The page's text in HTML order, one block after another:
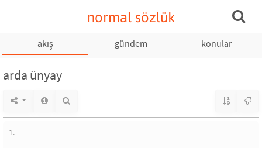
normal sözlük
akış gündem konular
arda ünyay
1.